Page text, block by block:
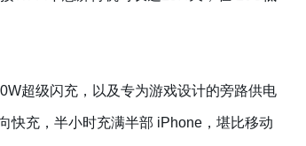
超级闪充，以及专为游戏设计的旁路供电
快充，半小时充满半部 iPhone，堪比移动